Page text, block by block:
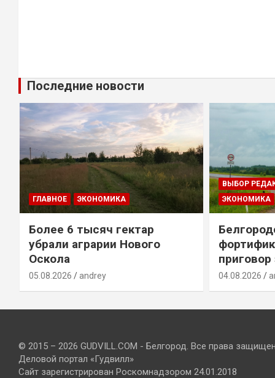
Последние новости
ГЛАВНОЕ ЭКОНОМИКА
Более 6 тысяч гектар
убрали аграрии Нового
Оскола
05.08.2026 andrey
ВЫБОР
ЭКОНОМИКА
04.08.2026
© 2015 – 2026 GUDVILL.COM - Белгород. Все права
Деловой портал «Гудвилл»
Сайт зарегистрирован Роскомнадзором 24.01.2018